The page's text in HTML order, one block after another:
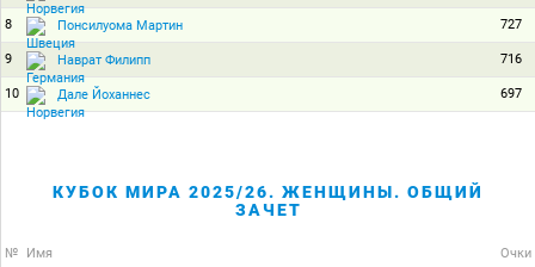
8 Понсилуома Мартин 727
9 Наврат Филипп 716
10 Дале Йоханнес 697
КУБОК МИРА 2025/26. ЖЕНЩИНЫ. ОБЩИЙ
ЗАЧЕТ
№ Имя Очки